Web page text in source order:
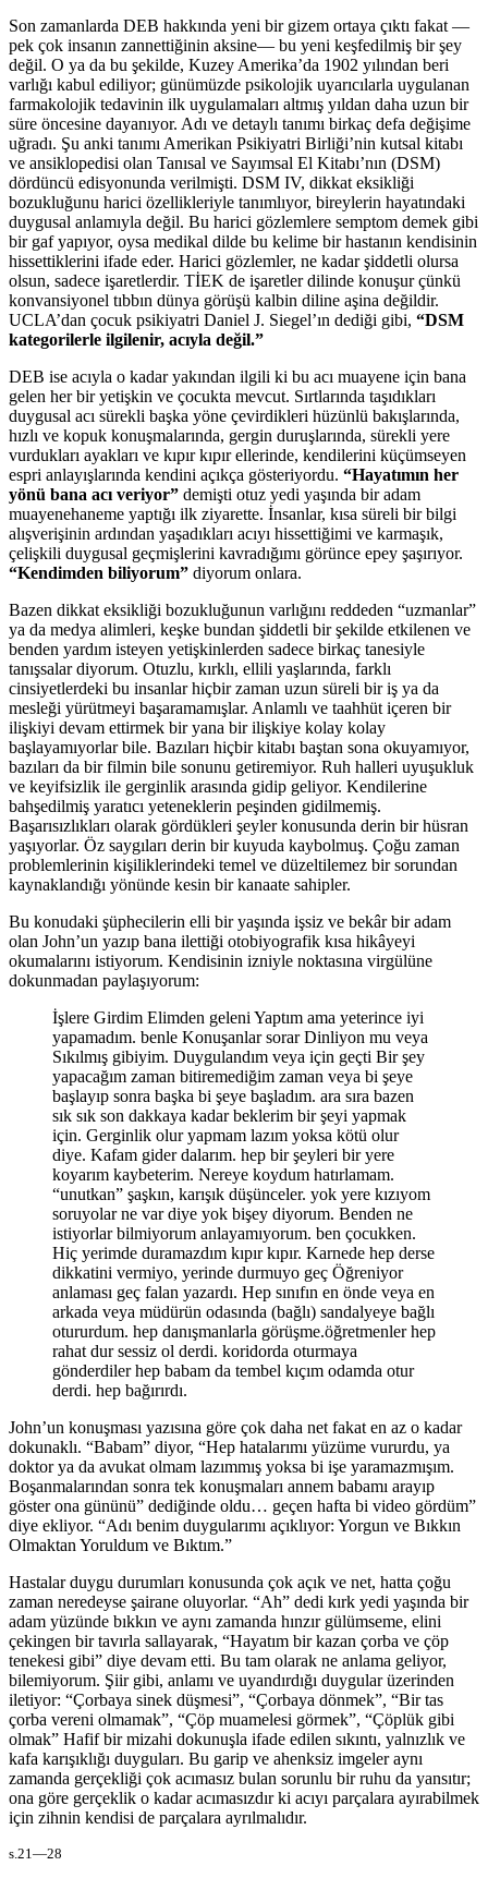
Son zamanlarda DEB hakkında yeni bir gizem ortaya çıktı fakat —
pek çok insanın zannettiğinin aksine— bu yeni keşfedilmiş bir şey
değil. O ya da bu şekilde, Kuzey Amerika’da 1902 yılından beri
varlığı kabul ediliyor; günümüzde psikolojik uyarıcılarla uygulanan
farmakolojik tedavinin ilk uygulamaları altmış yıldan daha uzun bir
süre öncesine dayanıyor. Adı ve detaylı tanımı birkaç defa değişime
uğradı. Şu anki tanımı Amerikan Psikiyatri Birliği’nin kutsal kitabı
ve ansiklopedisi olan Tanısal ve Sayımsal El Kitabı’nın (DSM)
dördüncü edisyonunda verilmişti. DSM IV, dikkat eksikliği
bozukluğunu harici özellikleriyle tanımlıyor, bireylerin hayatındaki
duygusal anlamıyla değil. Bu harici gözlemlere semptom demek gibi
bir gaf yapıyor, oysa medikal dilde bu kelime bir hastanın kendisinin
hissettiklerini ifade eder. Harici gözlemler, ne kadar şiddetli olursa
olsun, sadece işaretlerdir. TİEK de işaretler dilinde konuşur çünkü
konvansiyonel tıbbın dünya görüşü kalbin diline aşina değildir.
UCLA’dan çocuk psikiyatri Daniel J. Siegel’ın dediği gibi, “DSM
kategorilerle ilgilenir, acıyla değil.”
DEB ise acıyla o kadar yakından ilgili ki bu acı muayene için bana
gelen her bir yetişkin ve çocukta mevcut. Sırtlarında taşıdıkları
duygusal acı sürekli başka yöne çevirdikleri hüzünlü bakışlarında,
hızlı ve kopuk konuşmalarında, gergin duruşlarında, sürekli yere
vurdukları ayakları ve kıpır kıpır ellerinde, kendilerini küçümseyen
espri anlayışlarında kendini açıkça gösteriyordu. “Hayatımın her
yönü bana acı veriyor” demişti otuz yedi yaşında bir adam
muayenehaneme yaptığı ilk ziyarette. İnsanlar, kısa süreli bir bilgi
alışverişinin ardından yaşadıkları acıyı hissettiğimi ve karmaşık,
çelişkili duygusal geçmişlerini kavradığımı görünce epey şaşırıyor.
“Kendimden biliyorum” diyorum onlara.
Bazen dikkat eksikliği bozukluğunun varlığını reddeden “uzmanlar”
ya da medya alimleri, keşke bundan şiddetli bir şekilde etkilenen ve
benden yardım isteyen yetişkinlerden sadece birkaç tanesiyle
tanışsalar diyorum. Otuzlu, kırklı, ellili yaşlarında, farklı
cinsiyetlerdeki bu insanlar hiçbir zaman uzun süreli bir iş ya da
mesleği yürütmeyi başaramamışlar. Anlamlı ve taahhüt içeren bir
ilişkiyi devam ettirmek bir yana bir ilişkiye kolay kolay
başlayamıyorlar bile. Bazıları hiçbir kitabı baştan sona okuyamıyor,
bazıları da bir filmin bile sonunu getiremiyor. Ruh halleri uyuşukluk
ve keyifsizlik ile gerginlik arasında gidip geliyor. Kendilerine
bahşedilmiş yaratıcı yeteneklerin peşinden gidilmemiş.
Başarısızlıkları olarak gördükleri şeyler konusunda derin bir hüsran
yaşıyorlar. Öz saygıları derin bir kuyuda kaybolmuş. Çoğu zaman
problemlerinin kişiliklerindeki temel ve düzeltilemez bir sorundan
kaynaklandığı yönünde kesin bir kanaate sahipler.
Bu konudaki şüphecilerin elli bir yaşında işsiz ve bekâr bir adam
olan John’un yazıp bana ilettiği otobiyografik kısa hikâyeyi
okumalarını istiyorum. Kendisinin izniyle noktasına virgülüne
dokunmadan paylaşıyorum:
İşlere Girdim Elimden geleni Yaptım ama yeterince iyi
yapamadım. benle Konuşanlar sorar Dinliyon mu veya
Sıkılmış gibiyim. Duygulandım veya için geçti Bir şey
yapacağım zaman bitiremediğim zaman veya bi şeye
başlayıp sonra başka bi şeye başladım. ara sıra bazen
sık sık son dakkaya kadar beklerim bir şeyi yapmak
için. Gerginlik olur yapmam lazım yoksa kötü olur
diye. Kafam gider dalarım. hep bir şeyleri bir yere
koyarım kaybeterim. Nereye koydum hatırlamam.
“unutkan” şaşkın, karışık düşünceler. yok yere kızıyom
soruyolar ne var diye yok bişey diyorum. Benden ne
istiyorlar bilmiyorum anlayamıyorum. ben çocukken.
Hiç yerimde duramazdım kıpır kıpır. Karnede hep derse
dikkatini vermiyo, yerinde durmuyo geç Öğreniyor
anlaması geç falan yazardı. Hep sınıfın en önde veya en
arkada veya müdürün odasında (bağlı) sandalyeye bağlı
otururdum. hep danışmanlarla görüşme.öğretmenler hep
rahat dur sessiz ol derdi. koridorda oturmaya
gönderdiler hep babam da tembel kıçım odamda otur
derdi. hep bağırırdı.
John’un konuşması yazısına göre çok daha net fakat en az o kadar
dokunaklı. “Babam” diyor, “Hep hatalarımı yüzüme vururdu, ya
doktor ya da avukat olmam lazımmış yoksa bi işe yaramazmışım.
Boşanmalarından sonra tek konuşmaları annem babamı arayıp
göster ona gününü” dediğinde oldu… geçen hafta bi video gördüm”
diye ekliyor. “Adı benim duygularımı açıklıyor: Yorgun ve Bıkkın
Olmaktan Yoruldum ve Bıktım.”
Hastalar duygu durumları konusunda çok açık ve net, hatta çoğu
zaman neredeyse şairane oluyorlar. “Ah” dedi kırk yedi yaşında bir
adam yüzünde bıkkın ve aynı zamanda hınzır gülümseme, elini
çekingen bir tavırla sallayarak, “Hayatım bir kazan çorba ve çöp
tenekesi gibi” diye devam etti. Bu tam olarak ne anlama geliyor,
bilemiyorum. Şiir gibi, anlamı ve uyandırdığı duygular üzerinden
iletiyor: “Çorbaya sinek düşmesi”, “Çorbaya dönmek”, “Bir tas
çorba vereni olmamak”, “Çöp muamelesi görmek”, “Çöplük gibi
olmak” Hafif bir mizahi dokunuşla ifade edilen sıkıntı, yalnızlık ve
kafa karışıklığı duyguları. Bu garip ve ahenksiz imgeler aynı
zamanda gerçekliği çok acımasız bulan sorunlu bir ruhu da yansıtır;
ona göre gerçeklik o kadar acımasızdır ki acıyı parçalara ayırabilmek
için zihnin kendisi de parçalara ayrılmalıdır.
s.21—28